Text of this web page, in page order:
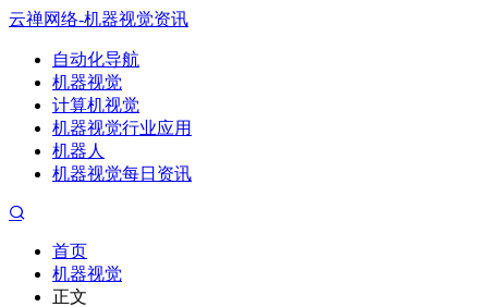
云禅网络-机器视觉资讯
自动化导航
机器视觉
计算机视觉
机器视觉行业应用
机器人
机器视觉每日资讯
首页
机器视觉
正文